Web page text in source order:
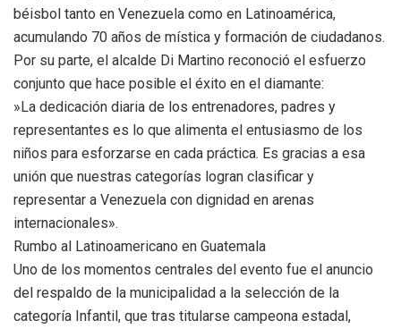
béisbol tanto en Venezuela como en Latinoamérica,
acumulando 70 años de mística y formación de ciudadanos.
​Por su parte, el alcalde Di Martino reconoció el esfuerzo
conjunto que hace posible el éxito en el diamante:
​»La dedicación diaria de los entrenadores, padres y
representantes es lo que alimenta el entusiasmo de los
niños para esforzarse en cada práctica. Es gracias a esa
unión que nuestras categorías logran clasificar y
representar a Venezuela con dignidad en arenas
internacionales».
​Rumbo al Latinoamericano en Guatemala
​Uno de los momentos centrales del evento fue el anuncio
del respaldo de la municipalidad a la selección de la
categoría Infantil, que tras titularse campeona estadal,